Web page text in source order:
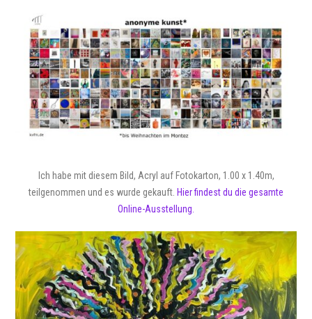
Ich habe mit diesem Bild, Acryl auf Fotokarton, 1.00 x 1.40m,
teilgenommen und es wurde gekauft. Hier findest du die gesamte
Online-Ausstellung.